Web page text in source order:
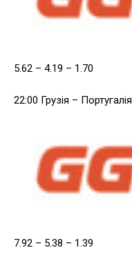
5.62 – 4.19 – 1.70
22:00 Грузія – Португалія
7.92 – 5.38 – 1.39